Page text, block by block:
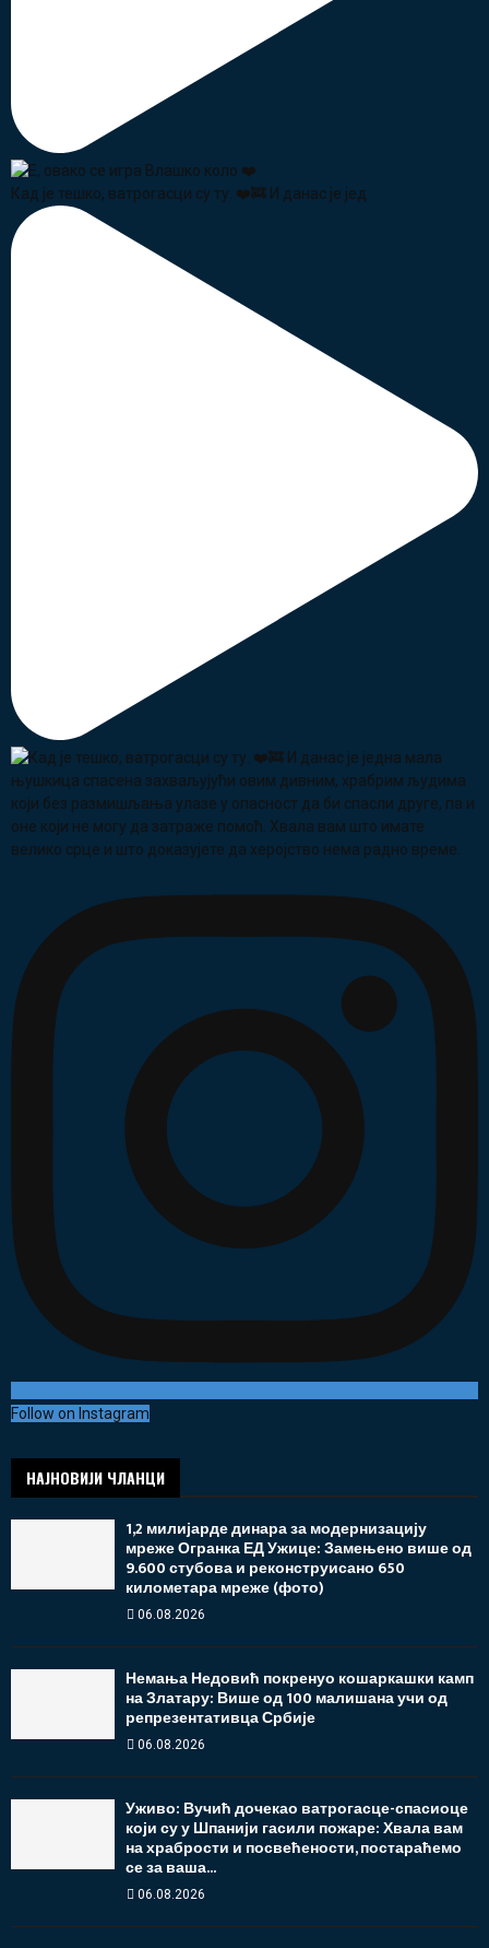
Кад је тешко, ватрогасци су ту. ❤️🚒 И данас је јед
Follow on Instagram
НАЈНОВИЈИ ЧЛАНЦИ
1,2 милијарде динара за модернизацију
мреже Огранка ЕД Ужице: Замењено више од
9.600 стубова и реконструисано 650
километара мреже (фото)
06.08.2026
Немања Недовић покренуо кошаркашки камп
на Златару: Више од 100 малишана учи од
репрезентативца Србије
06.08.2026
Уживо: Вучић дочекао ватрогасце-спасиоце
који су у Шпанији гасили пожаре: Хвала вам
на храбрости и посвећености, постараћемо
се за ваша...
06.08.2026